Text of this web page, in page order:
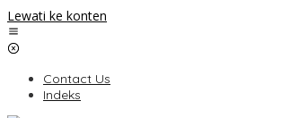
Lewati ke konten
Contact Us
Indeks